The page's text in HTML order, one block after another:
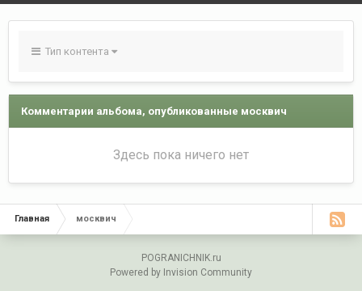
Тип контента
Комментарии альбома, опубликованные москвич
Здесь пока ничего нет
Главная москвич
POGRANICHNIK.ru
Powered by Invision Community